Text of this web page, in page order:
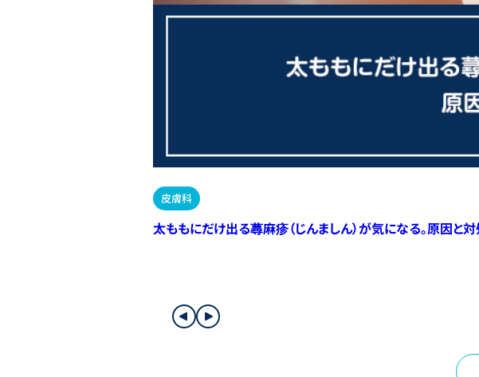
皮膚科
太ももにだけ出る蕁麻疹（じんましん）が気になる。原因と対